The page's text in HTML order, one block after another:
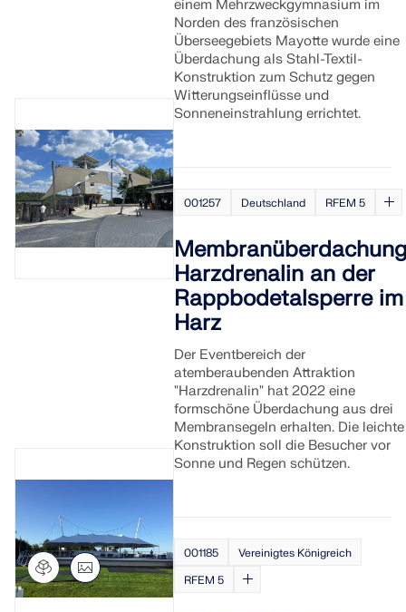
einem Mehrzweckgymnasium im
Norden des französischen
Überseegebiets Mayotte wurde eine
Überdachung als Stahl-Textil-
Konstruktion zum Schutz gegen
Witterungseinflüsse und
Sonneneinstrahlung errichtet.
001257 Deutschland RFEM 5
Harzdrenalin an der
Rappbodetalsperre im
Harz
Der Eventbereich der
atemberaubenden Attraktion
"Harzdrenalin" hat 2022 eine
formschöne Überdachung aus drei
Membransegeln erhalten. Die leichte
Konstruktion soll die Besucher vor
Sonne und Regen schützen.
001185
Vereinigtes Königreich
RFEM 5